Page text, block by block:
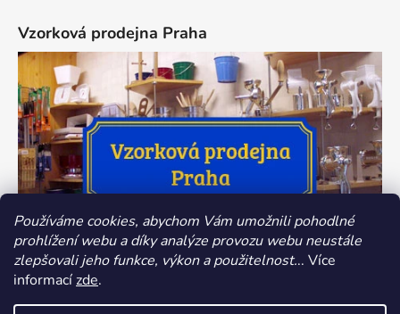
Používáme cookies, abychom Vám umožnili pohodlné
prohlížení webu a díky analýze provozu webu neustále
zlepšovali jeho funkce, výkon a použitelnost... Více
informacízde.
Vzorková prodejna Praha